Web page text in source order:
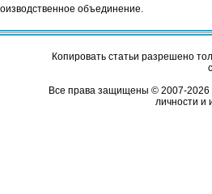
объединение.
Копировать статьи разрешено
Все права защищены © 2007-2026
личности и